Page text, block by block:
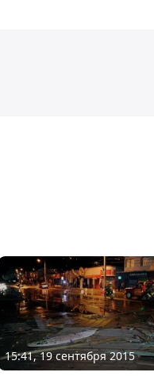
15:41, 19 сентября 2015